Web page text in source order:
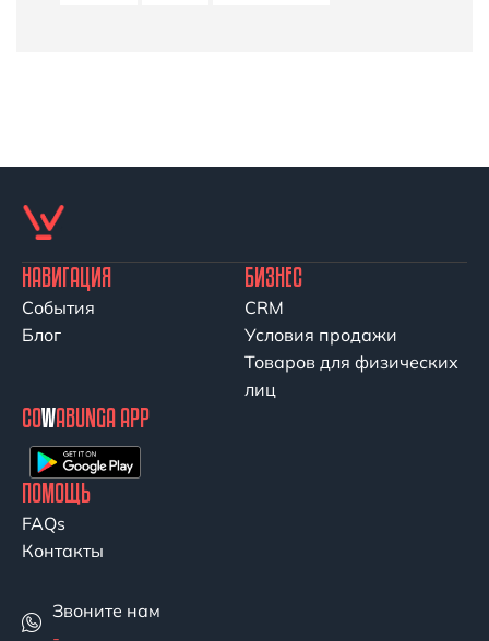
НАВИГАЦИЯ
События
Блог
БИЗНЕС
CRM
Условия продажи
Товаров для физических
лиц
COWABUNGA APP
ПОМОЩЬ
FAQs
Контакты
Звоните нам